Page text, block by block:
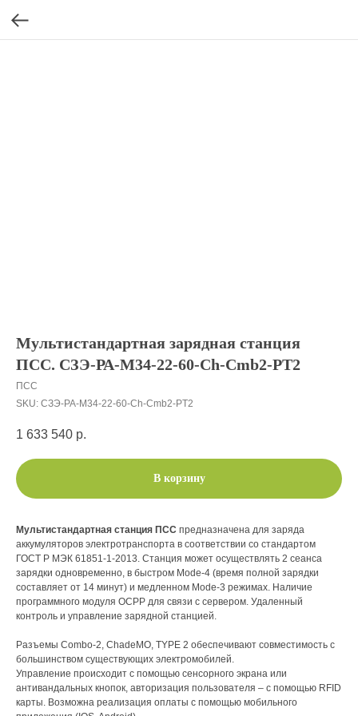
Мультистандартная зарядная станция
ПСС. СЗЭ-РА-M34-22-60-Ch-Cmb2-РT2
ПСС
SKU: СЗЭ-РА-M34-22-60-Ch-Cmb2-РT2
1 633 540 р.
В корзину
Мультистандартная станция ПСС предназначена для заряда
аккумуляторов электротранспорта в соответствии со стандартом
ГОСТ Р МЭК 61851-1-2013. Станция может осуществлять 2 сеанса
зарядки одновременно, в быстром Mode-4 (время полной зарядки
составляет от 14 минут) и медленном Mode-3 режимах. Наличие
программного модуля OCPP для связи с сервером. Удаленный
контроль и управление зарядной станцией.
Разъемы Combo-2, ChadeMO, TYPE 2 обеспечивают совместимость с
большинством существующих электромобилей.
Управление происходит с помощью сенсорного экрана или
антивандальных кнопок, авторизация пользователя – с помощью RFID
карты. Возможна реализация оплаты с помощью мобильного